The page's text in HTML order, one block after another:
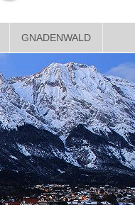
GNADENWALD